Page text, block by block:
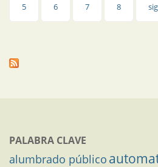
5 6 7 8
PALABRA CLAVE
alumbrado público